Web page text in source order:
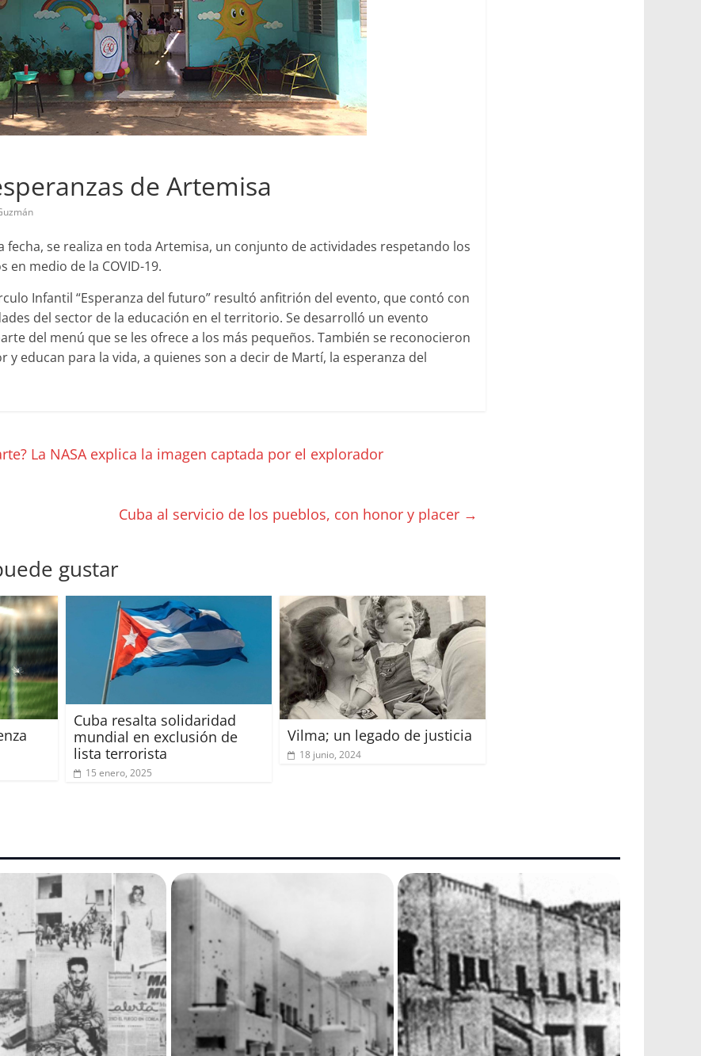
de Artemisa
fecha, se realiza en toda Artemisa, un conjunto de actividades respetando los
medio de la COVID-19.
Infantil “Esperanza del futuro” resultó anfitrión del evento, que contó con
del sector de la educación en el territorio. Se desarrolló un evento
del menú que se les ofrece a los más pequeños. También se reconocieron
y educan para la vida, a quienes son a decir de Martí, la esperanza del
La NASA explica la imagen captada por el explorador
Cuba al servicio de los pueblos, con honor y placer →
gustar
Cuba resalta solidaridad
mundial en exclusión de
lista terrorista
15 enero, 2025
Vilma; un legado de justicia
18 junio, 2024